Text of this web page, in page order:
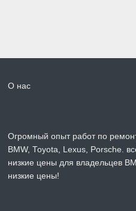
О нас
Огромный опыт работ по
BMW, Toyota, Lexus, Porsche.
низкие цены для владельцев
низкие цены!